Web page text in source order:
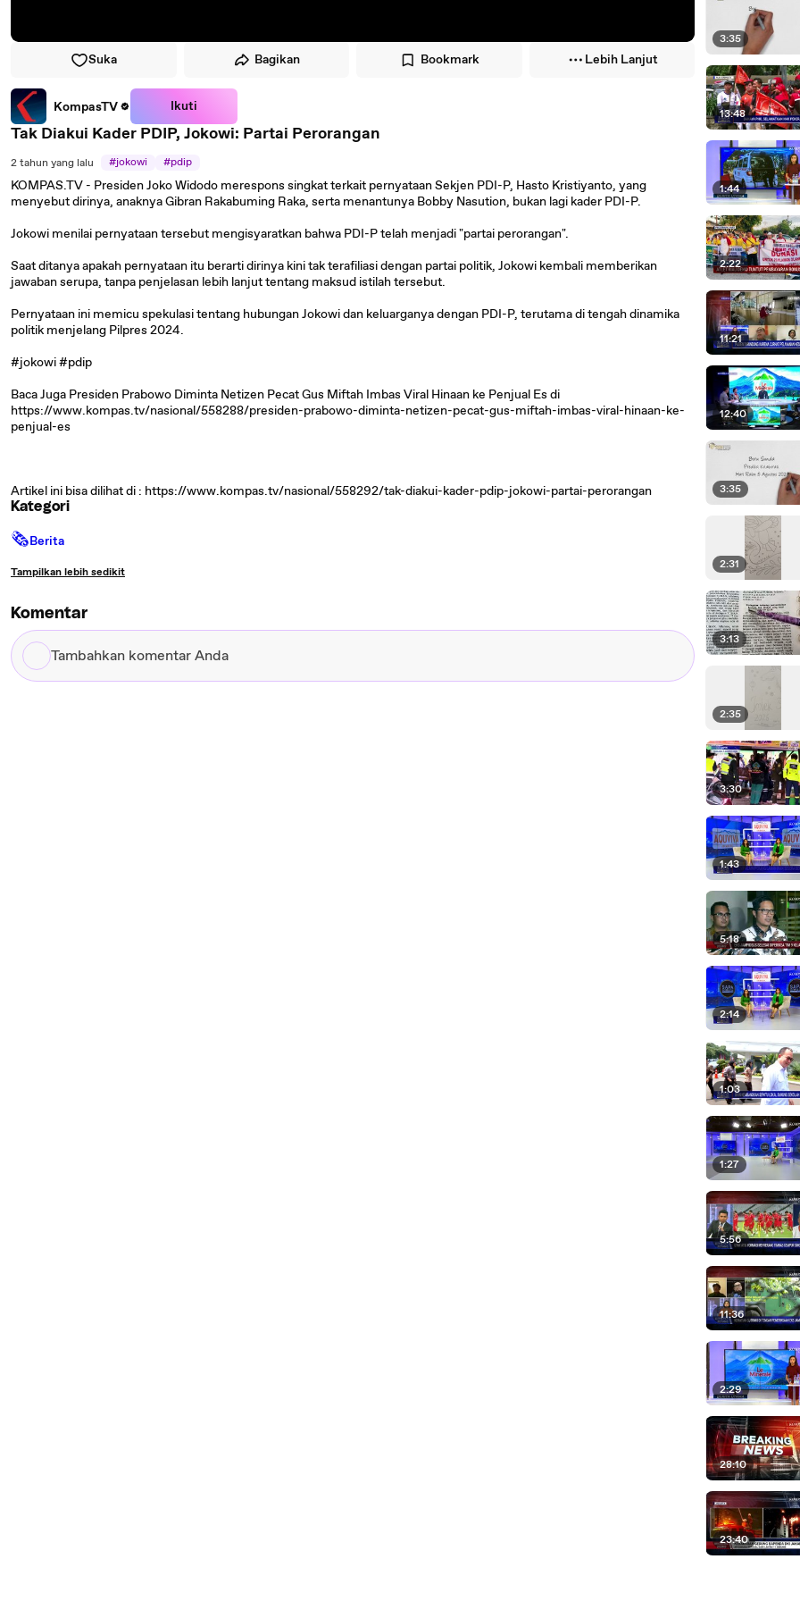
Suka Bagikan Bookmark Lebih Lanjut
KompasTV Ikuti
Tak Diakui Kader PDIP, Jokowi: Partai Perorangan
2 tahun yang lalu #jokowi #pdip
KOMPAS.TV - Presiden Joko Widodo merespons singkat terkait pernyataan Sekjen PDI-P, Hasto Kristiyanto, yang
menyebut dirinya, anaknya Gibran Rakabuming Raka, serta menantunya Bobby Nasution, bukan lagi kader PDI-P.
Jokowi menilai pernyataan tersebut mengisyaratkan bahwa PDI-P telah menjadi "partai perorangan".
Saat ditanya apakah pernyataan itu berarti dirinya kini tak terafiliasi dengan partai politik, Jokowi kembali memberikan
jawaban serupa, tanpa penjelasan lebih lanjut tentang maksud istilah tersebut.
Pernyataan ini memicu spekulasi tentang hubungan Jokowi dan keluarganya dengan PDI-P, terutama di tengah dinamika
politik menjelang Pilpres 2024.
#jokowi #pdip
Baca Juga Presiden Prabowo Diminta Netizen Pecat Gus Miftah Imbas Viral Hinaan ke Penjual Es di
https://www.kompas.tv/nasional/558288/presiden-prabowo-diminta-netizen-pecat-gus-miftah-imbas-viral-hinaan-ke-
penjual-es
Artikel ini bisa dilihat di : https://www.kompas.tv/nasional/558292/tak-diakui-kader-pdip-jokowi-partai-perorangan
Kategori
🗞Berita
Tampilkan lebih sedikit
Komentar
Tambahkan
komentar
3:35
13:48
1:44
2:22
11:21
12:40
3:35
2:31
3:13
2:35
3:30
1:43
5:18
2:14
1:03
1:27
5:56
11:36
2:29
28:10
23:40